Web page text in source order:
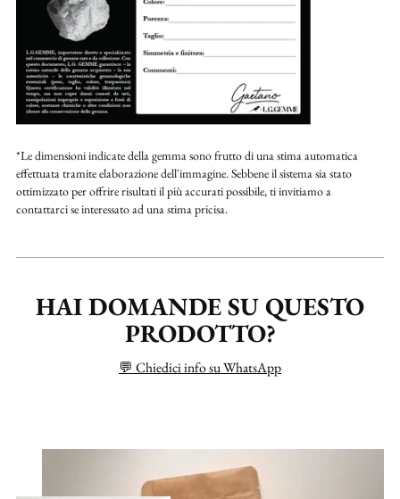
*Le dimensioni indicate della gemma sono frutto di una stima automatica
effettuata tramite elaborazione dell'immagine. Sebbene il sistema sia stato
ottimizzato per offrire risultati il più accurati possibile, ti invitiamo a
contattarci se interessato ad una stima pricisa.
HAI DOMANDE SU QUESTO
PRODOTTO?
💬 Chiedici info su WhatsApp